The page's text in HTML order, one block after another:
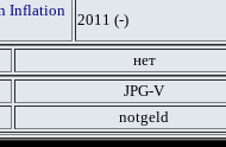
Inflation
2011 (-)
нет
JPG-V
notgeld